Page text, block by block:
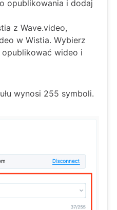
opublikowania i dodaj
z Wave.video,
w Wistia. Wybierz
opublikować wideo i
wynosi 255 symboli.